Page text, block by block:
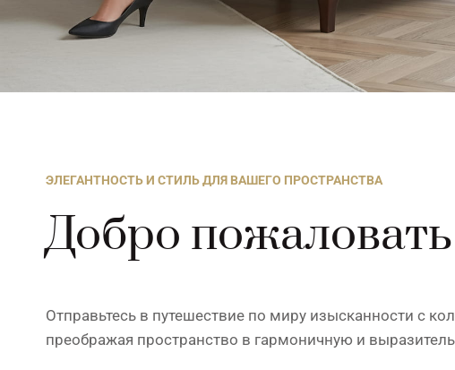
ЭЛЕГАНТНОСТЬ И СТИЛЬ ДЛЯ ВАШЕГО ПРОСТРАНСТВА
Добро
Отправьтесь в путешествие по миру изысканности с
преображая пространство в гармоничную и